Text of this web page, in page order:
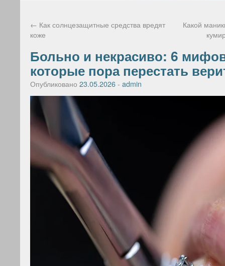
← Как солнцезащитные средства вредят
коже
Какой
Больно и некрасиво: 6
которые пора перестать
Опубликовано 23.05.2026- admin